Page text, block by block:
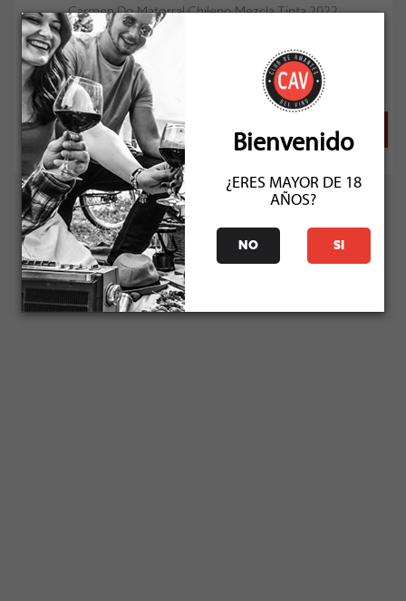
Carmen Do Matorral Chileno Mezcla Tinta 2022
Bienvenido
¿ERES MAYOR DE 18
AÑOS?
NO SI